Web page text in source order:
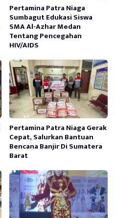
Pertamina Patra Niaga
Sumbagut Edukasi Siswa
SMA Al-Azhar Medan
Tentang Pencegahan
HIV/AIDS
Pertamina Patra Niaga Gerak
Cepat, Salurkan Bantuan
Bencana Banjir Di Sumatera
Barat